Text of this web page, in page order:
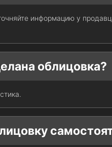
информацию у
облицовка?